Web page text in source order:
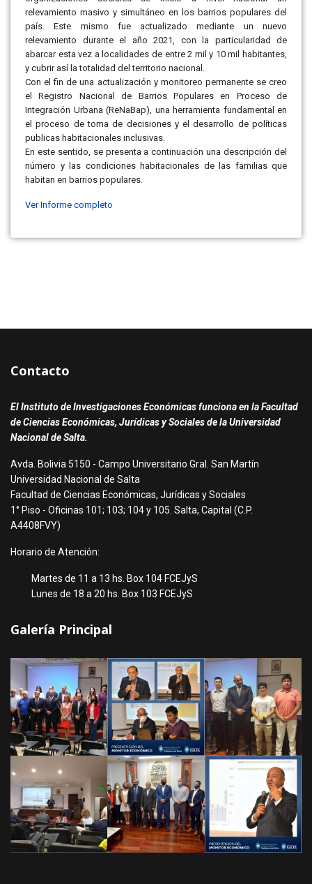
relevamiento masivo y simultáneo en los barrios populares del
país. Este mismo fue actualizado mediante un nuevo
relevamiento durante el año 2021, con la particularidad de
abarcar esta vez a localidades de entre 2 mil y 10 mil habitantes,
y cubrir así la totalidad del territorio nacional.
Con el fin de una actualización y monitoreo permanente se creo
el Registro Nacional de Barrios Populares en Proceso de
Integración Urbana (ReNaBap), una herramienta fundamental en
el proceso de toma de decisiones y el desarrollo de políticas
publicas habitacionales inclusivas.
En este sentido, se presenta a continuación una descripción del
número y las condiciones habitacionales de las familias que
habitan en barrios populares.
Ver Informe completo
Contacto
El Instituto de Investigaciones Económicas funciona en la Facultad
de Ciencias Económicas, Jurídicas y Sociales de la Universidad
Nacional de Salta.
Avda. Bolivia 5150 - Campo Universitario Gral. San Martín
Universidad Nacional de Salta
Facultad de Ciencias Económicas, Jurídicas y Sociales
1° Piso - Oficinas 101; 103; 104 y 105. Salta, Capital (C.P.
A4408FVY)
Horario de Atención:
Martes de 11 a 13 hs. Box 104 FCEJyS
Lunes de 18 a 20 hs. Box 103 FCEJyS
Galería Principal